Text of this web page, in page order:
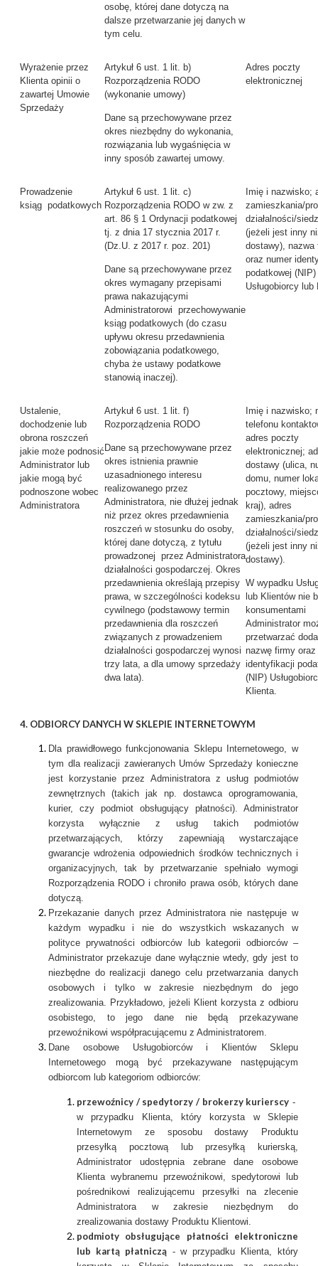
osobę, której dane dotyczą na
dalsze przetwarzanie jej danych w
tym celu.
Wyrażenie przez
Klienta opinii o
zawartej Umowie
Sprzedaży
Artykuł 6 ust. 1 lit. b)
Rozporządzenia RODO
(wykonanie umowy)
Dane są przechowywane przez
okres niezbędny do wykonania,
rozwiązania lub wygaśnięcia w
inny sposób zawartej umowy.
Adres poczty
elektronicznej
Prowadzenie
ksiąg podatkowych
Artykuł 6 ust. 1 lit. c)
Rozporządzenia RODO w zw. z
art. 86 § 1 Ordynacji podatkowej
tj. z dnia 17 stycznia 2017 r.
(Dz.U. z 2017 r. poz. 201)
Dane są przechowywane przez
okres wymagany przepisami
prawa nakazującymi
Administratorowi przechowywanie
ksiąg podatkowych (do czasu
upływu okresu przedawnienia
zobowiązania podatkowego,
chyba że ustawy podatkowe
stanowią inaczej).
Imię i nazwisko;
zamieszkania/
działalności/
(jeżeli jest inny
dostawy), nazwa
oraz numer
podatkowej (NIP)
Usługobiorcy lub
Ustalenie,
dochodzenie lub
obrona roszczeń
jakie może podnosić
Administrator lub
jakie mogą być
podnoszone wobec
Administratora
Artykuł 6 ust. 1 lit. f)
Rozporządzenia RODO
Dane są przechowywane przez
okres istnienia prawnie
uzasadnionego interesu
realizowanego przez
Administratora, nie dłużej jednak
niż przez okres przedawnienia
roszczeń w stosunku do osoby,
której dane dotyczą, z tytułu
prowadzonej przez Administratora
działalności gospodarczej. Okres
przedawnienia określają przepisy
prawa, w szczególności kodeksu
cywilnego (podstawowy termin
przedawnienia dla roszczeń
związanych z prowadzeniem
działalności gospodarczej wynosi
trzy lata, a dla umowy sprzedaży
dwa lata).
Imię i nazwisko;
telefonu
adres poczty
elektronicznej;
dostawy (ulica,
domu, numer
pocztowy,
kraj), adres
zamieszkania/
działalności/
(jeżeli jest inny
dostawy).
W wypadku
lub Klientów nie
konsumentami
Administrator
przetwarzać
nazwę firmy oraz
identyfikacji
(NIP)
Klienta.
4. ODBIORCY DANYCH W SKLEPIE INTERNETOWYM
Dla prawidłowego funkcjonowania Sklepu Internetowego, w
tym dla realizacji zawieranych Umów Sprzedaży konieczne
jest korzystanie przez Administratora z usług podmiotów
zewnętrznych (takich jak np. dostawca oprogramowania,
kurier, czy podmiot obsługujący płatności). Administrator
korzysta wyłącznie z usług takich podmiotów
przetwarzających, którzy zapewniają wystarczające
gwarancje wdrożenia odpowiednich środków technicznych i
organizacyjnych, tak by przetwarzanie spełniało wymogi
Rozporządzenia RODO i chroniło prawa osób, których dane
dotyczą.
Przekazanie danych przez Administratora nie następuje w
każdym wypadku i nie do wszystkich wskazanych w
polityce prywatności odbiorców lub kategorii odbiorców –
Administrator przekazuje dane wyłącznie wtedy, gdy jest to
niezbędne do realizacji danego celu przetwarzania danych
osobowych i tylko w zakresie niezbędnym do jego
zrealizowania. Przykładowo, jeżeli Klient korzysta z odbioru
osobistego, to jego dane nie będą przekazywane
przewoźnikowi współpracującemu z Administratorem.
Dane osobowe Usługobiorców i Klientów Sklepu
Internetowego mogą być przekazywane następującym
odbiorcom lub kategoriom odbiorców:
przewoźnicy / spedytorzy / brokerzy kurierscy -
w przypadku Klienta, który korzysta w Sklepie
Internetowym ze sposobu dostawy Produktu
przesyłką pocztową lub przesyłką kurierską,
Administrator udostępnia zebrane dane osobowe
Klienta wybranemu przewoźnikowi, spedytorowi lub
pośrednikowi realizującemu przesyłki na zlecenie
Administratora w zakresie niezbędnym do
zrealizowania dostawy Produktu Klientowi.
podmioty obsługujące płatności elektroniczne
lub kartą płatniczą- w przypadku Klienta, który